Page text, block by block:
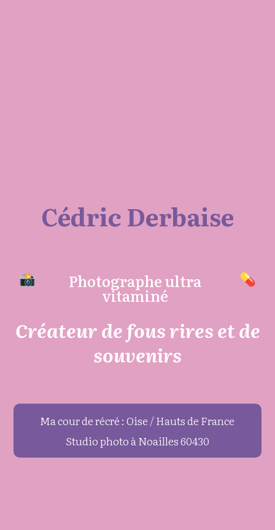
Cédric Derbaise
Photographe ultra
vitaminé
Créateur de fous rires et de
souvenirs
Ma cour de récré : Oise / Hauts de France
Studio photo à Noailles 60430